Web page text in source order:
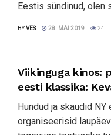
Eestis sündinud, olen
BYVES 28. MAI 2019 24
Viikinguga kinos:
eesti klassika:
Hundud ja skaudid
organiseerisid